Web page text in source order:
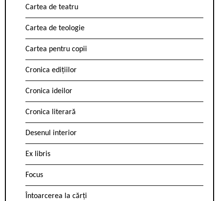
Cartea de teatru
Cartea de teologie
Cartea pentru copii
Cronica edițiilor
Cronica ideilor
Cronica literară
Desenul interior
Ex libris
Focus
Întoarcerea la cărți